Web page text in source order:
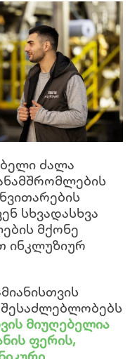
ძალა
სხვადასხვა
მქონე
ინკლუზიურ
მიუღებელია
ფერის,